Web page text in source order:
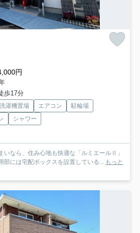
円
歩17分
濯機置場 エアコン
駐輪場
シャワー
いなら、住み心地も快適な「ルミエールⅡ」
部には宅配ボックスを設置している... もっと